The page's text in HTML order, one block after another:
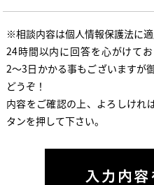
※相談内容は個人情報保護法に適
24時間以内に回答を心がけて
2〜3日かかる事もございますが
どうぞ！
内容をご確認の上、よろしけれ
タンを押して下さい。